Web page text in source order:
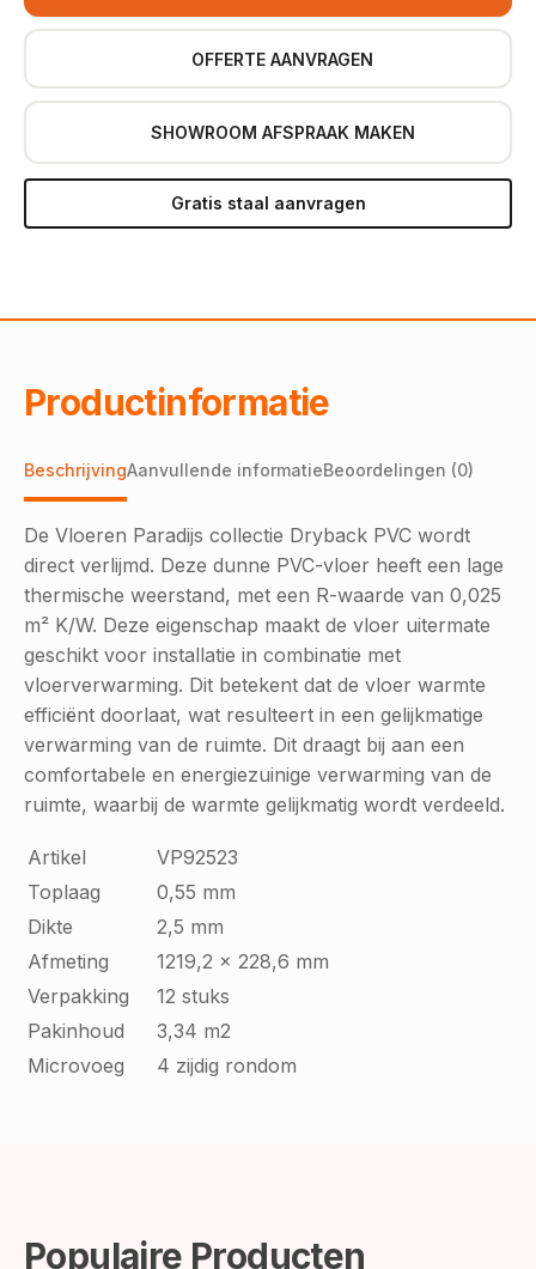
OFFERTE AANVRAGEN
SHOWROOM AFSPRAAK MAKEN
Gratis staal aanvragen
Productinformatie
BeschrijvingAanvullende informatieBeoordelingen (0)
De Vloeren Paradijs collectie Dryback PVC wordt
direct verlijmd. Deze dunne PVC-vloer heeft een lage
thermische weerstand, met een R-waarde van 0,025
m² K/W. Deze eigenschap maakt de vloer uitermate
geschikt voor installatie in combinatie met
vloerverwarming. Dit betekent dat de vloer warmte
efficiënt doorlaat, wat resulteert in een gelijkmatige
verwarming van de ruimte. Dit draagt bij aan een
comfortabele en energiezuinige verwarming van de
ruimte, waarbij de warmte gelijkmatig wordt verdeeld.
Artikel
VP92523
Toplaag
0,55 mm
Dikte
2,5 mm
Afmeting
1219,2 x 228,6 mm
Verpakking
12 stuks
Pakinhoud
3,34 m2
Microvoeg
4 zijdig rondom
Populaire Producten